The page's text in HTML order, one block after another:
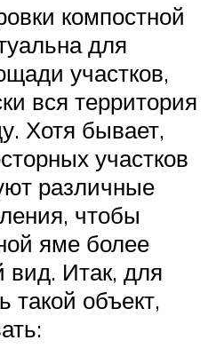
компостной
для
участков,
вся территория
Хотя бывает,
участков
различные
чтобы
яме более
вид. Итак, для
такой объект,